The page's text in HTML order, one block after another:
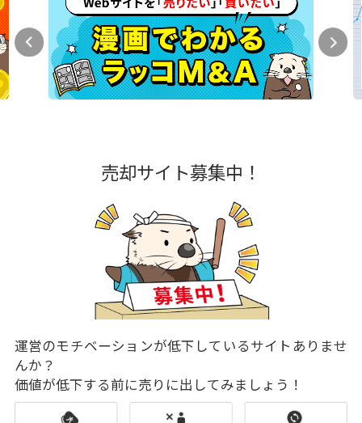
売却サイト募集中！
運営のモチベーションが低下しているサイトありませ
んか？
価値が低下する前に売りに出してみましょう！